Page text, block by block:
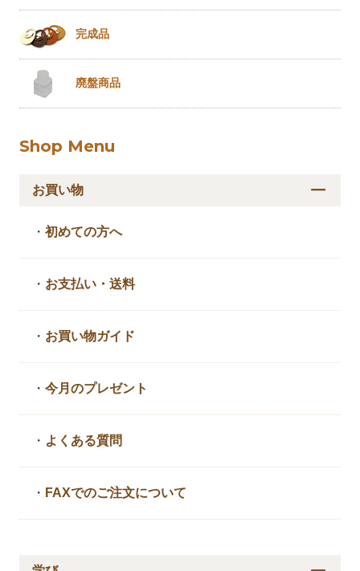
完成品
廃盤商品
Shop Menu
お買い物
・初めての方へ
・ お支払い・送料
・ お買い物ガイド
・今月のプレゼント
・ よくある質問
・ FAXでのご注文について